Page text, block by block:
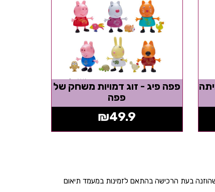
פפה פיג - זוג דמויות משחק של
פפה
₪49.9
בעת הרכישה בהתאם לזמינות במעמד תיאום